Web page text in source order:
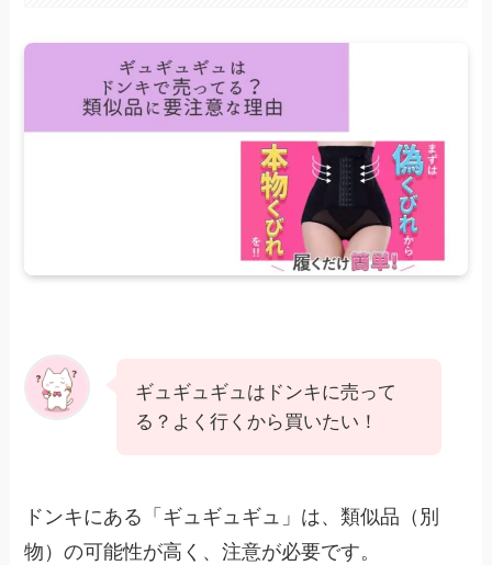
ギュギュギュはドンキに売って
る？よく行くから買いたい！
ドンキにある「ギュギュギュ」は、類似品（別
物）の可能性が高く、注意が必要です。